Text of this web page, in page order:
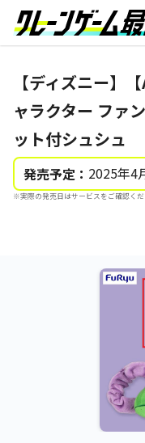
【ディズニー】
ャラクター ファ
ット付シュシュ
発売予定： 2025年4
※実際の発売日はサービスをご確認くだ